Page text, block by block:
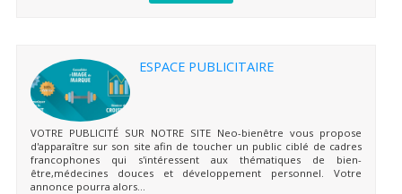
ESPACE PUBLICITAIRE
VOTRE PUBLICITÉ SUR NOTRE SITE Neo-bienêtre vous propose
d'apparaître sur son site afin de toucher un public ciblé de cadres
francophones qui s'intéressent aux thématiques de bien-
être,médecines douces et développement personnel. Votre
annonce pourra alors...